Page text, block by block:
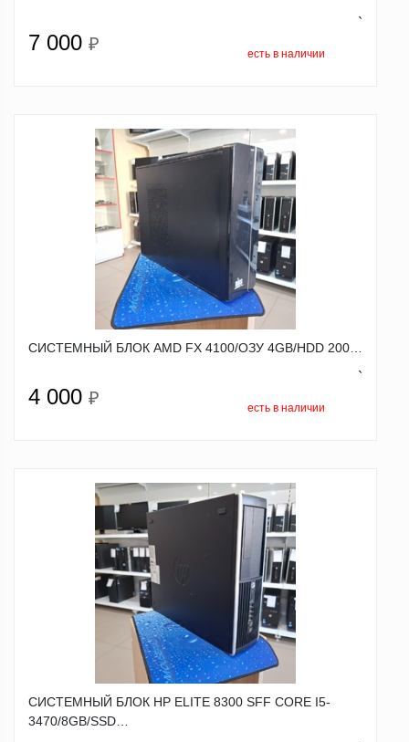
7 000 ₽
`
есть в наличии
СИСТЕМНЫЙ БЛОК AMD FX 4100/ОЗУ 4GB/HDD 200…
4 000 ₽
`
есть в наличии
СИСТЕМНЫЙ БЛОК HP ELITE 8300 SFF CORE I5-
3470/8GB/SSD…